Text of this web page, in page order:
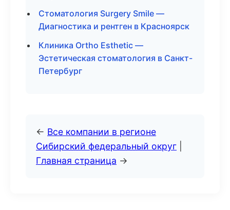
Стоматология Surgery Smile —
Диагностика и рентген в Красноярск
Клиника Ortho Esthetic —
Эстетическая стоматология в Санкт-
Петербург
← Все компании в регионе
Сибирский федеральный округ
Главная страница →